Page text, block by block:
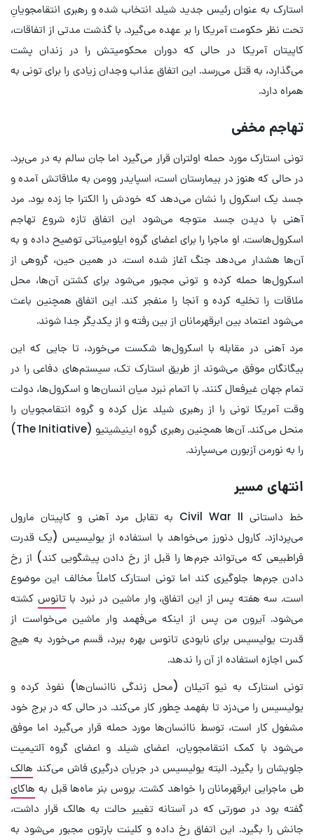
استارک به عنوان رئیس جدید شیلد انتخاب شده و رهبری انتقامجویانِ
تحت نظر حکومت آمریکا را بر عهده می‌گیرد. با گذشت مدتی از اتفاقات،
کاپیتان آمریکا در حالی که دوران محکومیتش را در زندان پشت
می‌گذارد، به قتل می‌رسد. این اتفاق عذاب وجدان زیادی را برای تونی به
همراه دارد.
تهاجم مخفی
تونی استارک مورد حمله اولتران قرار می‌گیرد اما جان سالم به در می‌برد.
در حالی که هنوز در بیمارستان است، اسپایدر وومن به ملاقاتش آمده و
جسد یک اسکرول را نشان می‌دهد که خودش را الکترا جا زده بود. مرد
آهنی با دیدن جسد متوجه می‌شود این اتفاق تازه شروع تهاجم
اسکرول‌هاست. او ماجرا را برای اعضای گروه ایلومیناتی توضیح داده و به
آن‌ها هشدار می‌دهد جنگ آغاز شده است. در همین حین، گروهی از
اسکرول‌ها حمله کرده و تونی مجبور می‌شود برای کشتن آن‌ها، محل
ملاقات را تخلیه کرده و آنجا را منفجر کند. این اتفاق همچنین باعث
می‌شود اعتماد بین ابرقهرمانان از بین رفته و از یکدیگر جدا شوند.
مرد آهنی در مقابله با اسکرول‌ها شکست می‌خورد، تا جایی که این
بیگانگان موفق می‌شوند از طریق استارک تک، سیستم‌های دفاعی را در
تمام جهان غیرفعال کنند. با اتمام نبرد میان انسان‌ها و اسکرول‌ها، دولت
وقت آمریکا تونی را از رهبری شیلد عزل کرده و گروه انتقامجویان را
منحل می‌کند. آن‌ها همچنین رهبری گروه اینیشیتیو (The Initiative)
را به نورمن آزبورن می‌سپارند.
انتهای مسیر
خط داستانی Civil War II به تقابل مرد آهنی و کاپیتان مارول
می‌پردازد. کارول دنورز می‌خواهد با استفاده از یولیسیس (یک قدرت
فراطبیعی که می‌تواند جرم‌ها را قبل از رخ دادن پیشگویی کند) از رخ
دادن جرم‌ها جلوگیری کند اما تونی استارک کاملاً مخالف این موضوع
است. سه هفته پس از این اتفاق، وار ماشین در نبرد باتانوس کشته
می‌شود. آیرون من پس از اینکه می‌فهمد وار ماشین می‌خواست از
قدرت یولیسیس برای نابودی تانوس بهره ببرد، قسم می‌خورد به هیچ
کس اجازه استفاده از آن را ندهد.
تونی استارک به نیو آتیلان (محل زندگی ناانسان‌ها) نفوذ کرده و
یولیسیس را می‌دزد تا بفهمد چطور کار می‌کند. در حالی که در برج خود
مشغول کار است، توسط ناانسان‌ها مورد حمله قرار می‌گیرد اما موفق
می‌شود با کمک انتقامجویان، اعضای شیلد و اعضای گروه آلتیمیت
جلویشان را بگیرد. البته یولیسیس در جریان درگیری فاش می‌کند هالک
طی ماجرایی ابرقهرمانان را خواهد کشت. بروس بنر ماه‌ها قبل به هاکای
گفته بود در صورتی که در آستانه تغییر حالت به هالک قرار داشت،
جانش را بگیرد. این اتفاق رخ داده و کلینت بارتون مجبور می‌شود به